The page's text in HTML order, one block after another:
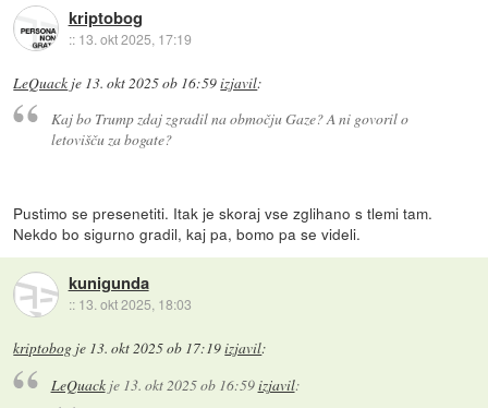
kriptobog
:: 13. okt 2025, 17:19
LeQuack je 13. okt 2025 ob 16:59izjavil:
Kaj bo Trump zdaj zgradil na območju Gaze? A ni govoril o
letovišču za bogate?
Pustimo se presenetiti. Itak je skoraj vse zglihano s tlemi tam.
Nekdo bo sigurno gradil, kaj pa, bomo pa se videli.
kunigunda
:: 13. okt 2025, 18:03
kriptobog je 13. okt 2025 ob 17:19izjavil:
LeQuackje 13. okt 2025 ob 16:59izjavil: